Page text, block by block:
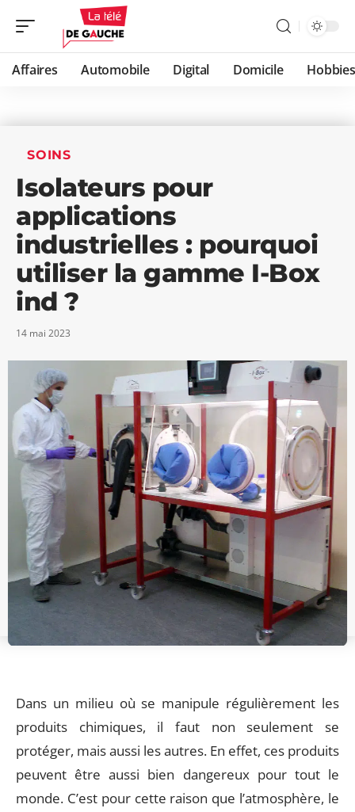
Affaires Automobile Digital Domicile Hobbies
SOINS
Isolateurs pour
applications
industrielles : pourquoi
utiliser la gamme I-Box
ind ?
14 mai 2023
Dans un milieu où se manipule régulièrement les
produits chimiques, il faut non seulement se
protéger, mais aussi les autres. En effet, ces produits
peuvent être aussi bien dangereux pour tout le
monde. C’est pour cette raison que l’atmosphère, le